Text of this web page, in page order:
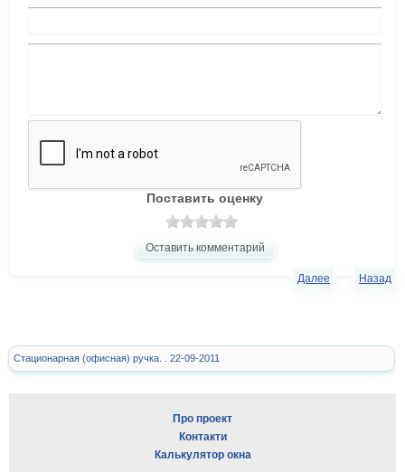
Поставить оценку
Оставить комментарий
Назад
Далее
Стационарная (офисная) ручка. . 22-09-2011
Про проект
Контакти
Калькулятор окна